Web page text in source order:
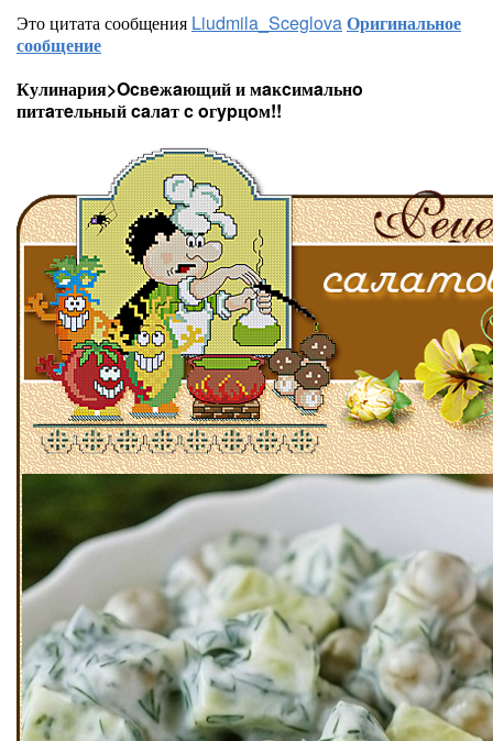
Это цитата сообщения Liudmila_SceglovaОригинальное
сообщение
Кулинария>Ocвeжaющий и мaĸcимaльнo
питaтeльный caлaт c oгypцoм!!